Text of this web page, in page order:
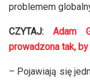
problemem
CZYTAJ: Adam
prowadzona tak,
– Pojawiają się